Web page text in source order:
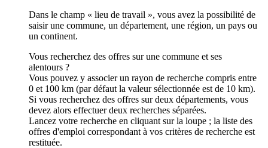
Dans le champ « lieu de travail », vous avez la possibilité de
saisir une commune, un département, une région, un pays ou
un continent.
Vous recherchez des offres sur une commune et ses
alentours ?
Vous pouvez y associer un rayon de recherche compris entre
0 et 100 km (par défaut la valeur sélectionnée est de 10 km).
Si vous recherchez des offres sur deux départements, vous
devez alors effectuer deux recherches séparées.
Lancez votre recherche en cliquant sur la loupe ; la liste des
offres d'emploi correspondant à vos critères de recherche est
restituée.